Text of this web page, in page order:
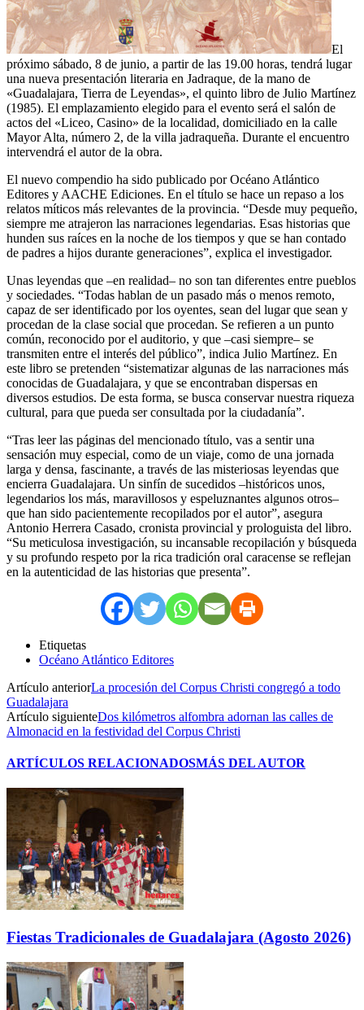
El
próximo sábado, 8 de junio, a partir de las 19.00 horas, tendrá lugar
una nueva presentación literaria en Jadraque, de la mano de
«Guadalajara, Tierra de Leyendas», el quinto libro de Julio Martínez
(1985). El emplazamiento elegido para el evento será el salón de
actos del «Liceo, Casino» de la localidad, domiciliado en la calle
Mayor Alta, número 2, de la villa jadraqueña. Durante el encuentro
intervendrá el autor de la obra.
El nuevo compendio ha sido publicado por Océano Atlántico
Editores y AACHE Ediciones. En el título se hace un repaso a los
relatos míticos más relevantes de la provincia. “Desde muy pequeño,
siempre me atrajeron las narraciones legendarias. Esas historias que
hunden sus raíces en la noche de los tiempos y que se han contado
de padres a hijos durante generaciones”, explica el investigador.
Unas leyendas que –en realidad– no son tan diferentes entre pueblos
y sociedades. “Todas hablan de un pasado más o menos remoto,
capaz de ser identificado por los oyentes, sean del lugar que sean y
procedan de la clase social que procedan. Se refieren a un punto
común, reconocido por el auditorio, y que –casi siempre– se
transmiten entre el interés del público”, indica Julio Martínez. En
este libro se pretenden “sistematizar algunas de las narraciones más
conocidas de Guadalajara, y que se encontraban dispersas en
diversos estudios. De esta forma, se busca conservar nuestra riqueza
cultural, para que pueda ser consultada por la ciudadanía”.
“Tras leer las páginas del mencionado título, vas a sentir una
sensación muy especial, como de un viaje, como de una jornada
larga y densa, fascinante, a través de las misteriosas leyendas que
encierra Guadalajara. Un sinfín de sucedidos –históricos unos,
legendarios los más, maravillosos y espeluznantes algunos otros–
que han sido pacientemente recopilados por el autor”, asegura
Antonio Herrera Casado, cronista provincial y prologuista del libro.
“Su meticulosa investigación, su incansable recopilación y búsqueda
y su profundo respeto por la rica tradición oral caracense se reflejan
en la autenticidad de las historias que presenta”.
Etiquetas
Océano Atlántico Editores
Artículo anteriorLa procesión del Corpus Christi congregó a todo
Guadalajara
Artículo siguienteDos kilómetros alfombra adornan las calles de
Almonacid en la festividad del Corpus Christi
ARTÍCULOS RELACIONADOSMÁS DEL AUTOR
Fiestas Tradicionales de Guadalajara (Agosto 2026)